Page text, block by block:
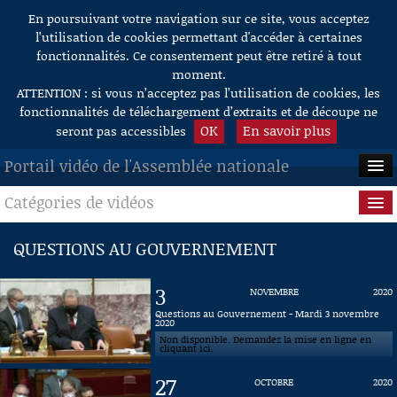
Aller au contenu
En poursuivant votre navigation sur ce site, vous acceptez
l’utilisation de cookies permettant d'accéder à certaines
fonctionnalités. Ce consentement peut être retiré à tout
moment.
ATTENTION : si vous n’acceptez pas l’utilisation de cookies, les
fonctionnalités de téléchargement d’extraits et de découpe ne
seront pas accessibles
OK En savoir plus
Portail vidéo de l'Assemblée nationale
ACCUEIL
EN DIRECT
À LA DEMANDE
RECHERCHE
AIDE À LA DÉCOUPE
DE VIDÉOS
Catégories de vidéos
Séance publique
Questions au Gouvernement
Commissions
Présidence
Évènements
QUESTIONS AU GOUVERNEMENT
3 NOVEMBRE
2020
Questions au Gouvernement - Mardi 3 novembre
2020
Non disponible. Demandez la mise en ligne en
cliquant ici.
27 OCTOBRE
2020